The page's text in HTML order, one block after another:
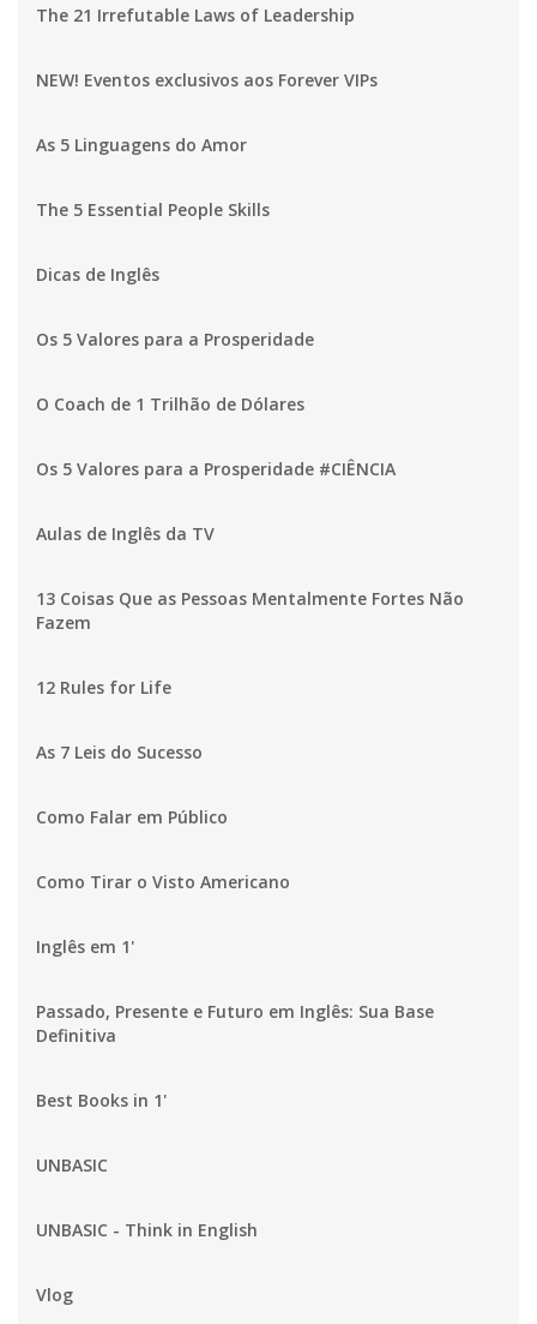
The 21 Irrefutable Laws of Leadership
NEW! Eventos exclusivos aos Forever VIPs
As 5 Linguagens do Amor
The 5 Essential People Skills
Dicas de Inglês
Os 5 Valores para a Prosperidade
O Coach de 1 Trilhão de Dólares
Os 5 Valores para a Prosperidade #CIÊNCIA
Aulas de Inglês da TV
13 Coisas Que as Pessoas Mentalmente Fortes Não
Fazem
12 Rules for Life
As 7 Leis do Sucesso
Como Falar em Público
Como Tirar o Visto Americano
Inglês em 1'
Passado, Presente e Futuro em Inglês: Sua Base
Definitiva
Best Books in 1'
UNBASIC
UNBASIC - Think in English
Vlog